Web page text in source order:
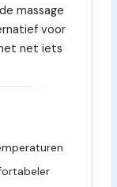
massage
voor
net iets